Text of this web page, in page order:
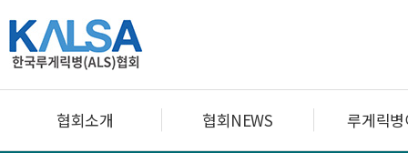
협회소개 협회NEWS 루게릭